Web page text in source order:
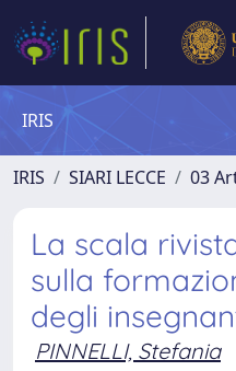
IRIS
IRIS SIARI LECCE 03
La scala
sulla
degli
PINNELLI, Stefania